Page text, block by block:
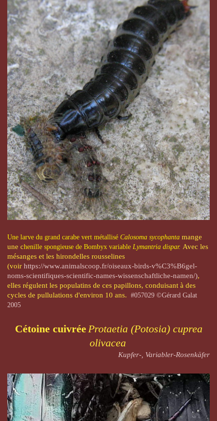
Une larve du grand carabe vert métallisé​ Calosoma sycophanta mange
une chenille spongieuse de Bombyx variable Lymantria dispar. Avec les
mésanges et les hirondelles rousselines
(voir https://www.animalscoop.fr/oiseaux-birds-v%C3%B6gel-
noms-scientifiques-scientific-names-wissenschaftliche-namen/),
elles régulent les populatins de ces papillons, conduisant à des
cycles de pullulations d'environ 10 ans. #057029 ©Gérard Galat
2005
Cétoine cuivrée Protaetia (Potosia) cuprea
olivacea
Kupfer-, Variabler-Rosenkäfer